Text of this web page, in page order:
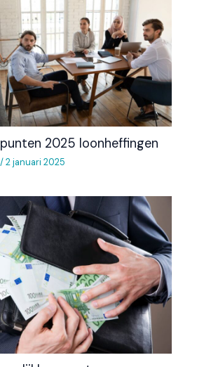
2025 loonheffingen
/2 januari 2025